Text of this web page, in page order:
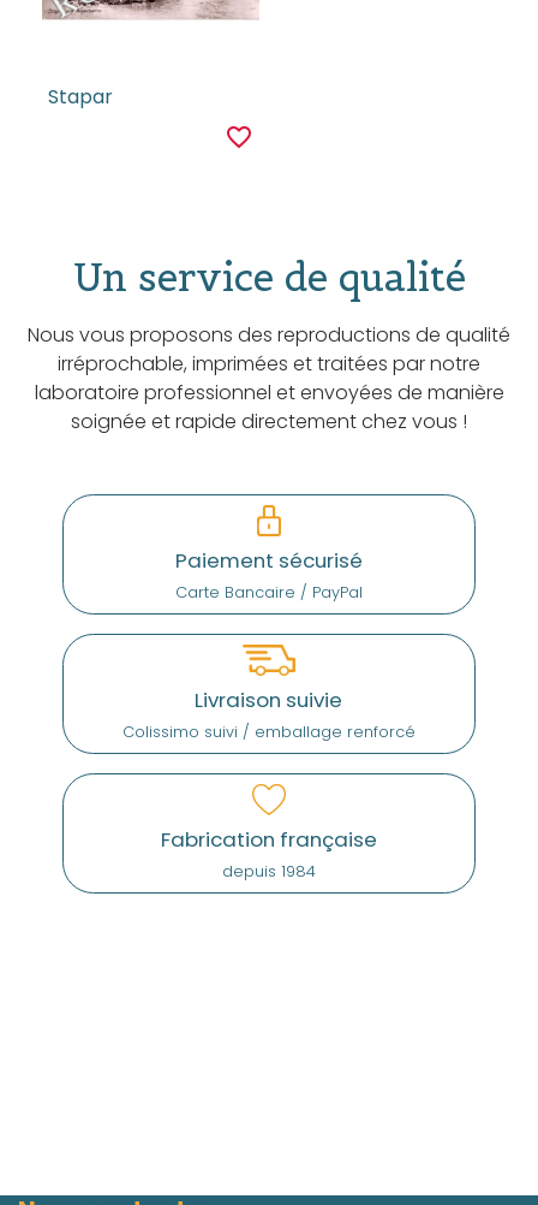
Stapar
favorite_border
Un service de qualité
Nous vous proposons des reproductions de qualité
irréprochable, imprimées et traitées par notre
laboratoire professionnel et envoyées de manière
soignée et rapide directement chez vous !
Paiement sécurisé
Carte Bancaire / PayPal
Livraison suivie
Colissimo suivi / emballage renforcé
Fabrication française
depuis 1984